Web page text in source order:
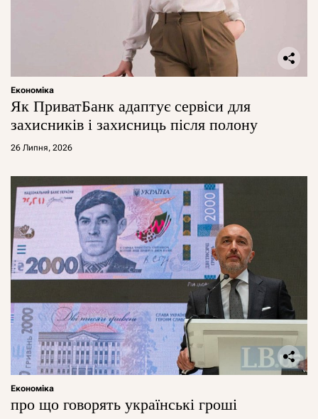
Економіка
Як ПриватБанк адаптує сервіси для
захисників і захисниць після полону
26 Липня, 2026
Економіка
про що говорять українські гроші